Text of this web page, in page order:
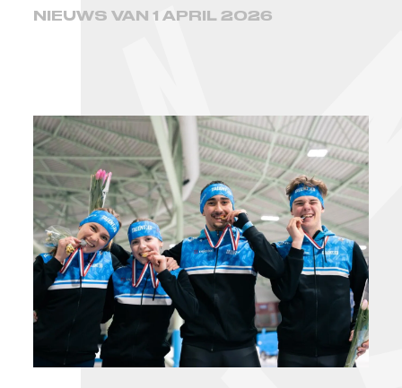
NIEUWS VAN 1 APRIL 2026